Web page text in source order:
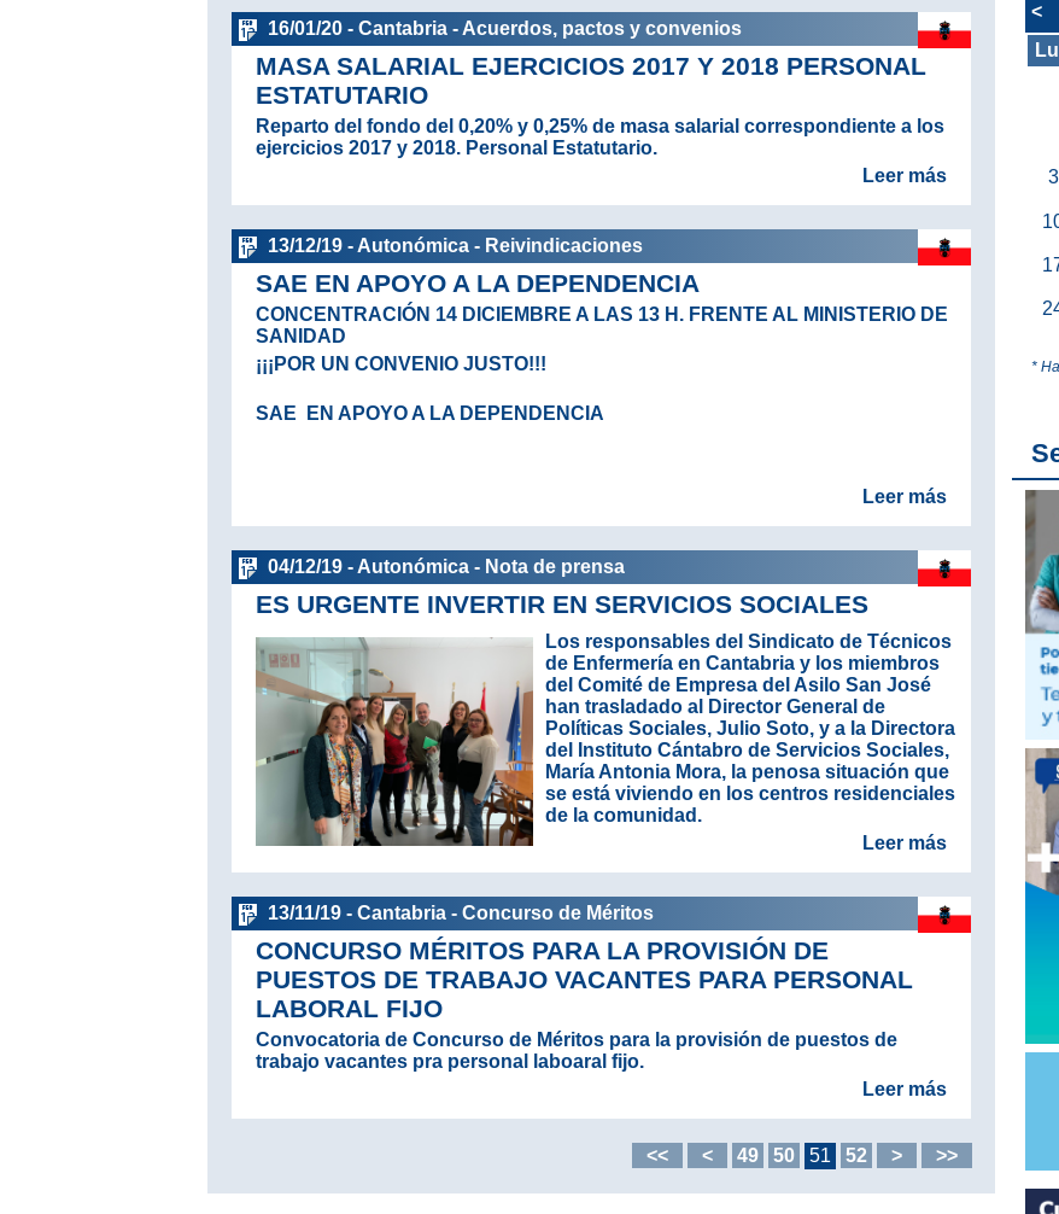
16/01/20 - Cantabria - Acuerdos, pactos y convenios
MASA SALARIAL EJERCICIOS 2017 Y 2018 PERSONAL
ESTATUTARIO
Reparto del fondo del 0,20% y 0,25% de masa salarial correspondiente a los
ejercicios 2017 y 2018. Personal Estatutario.
Leer más
13/12/19 - Autonómica - Reivindicaciones
SAE EN APOYO A LA DEPENDENCIA
CONCENTRACIÓN 14 DICIEMBRE A LAS 13 H. FRENTE AL MINISTERIO DE
SANIDAD
¡¡¡POR UN CONVENIO JUSTO!!!
SAE EN APOYO A LA DEPENDENCIA
Leer más
04/12/19 - Autonómica - Nota de prensa
ES URGENTE INVERTIR EN SERVICIOS SOCIALES
Los responsables del Sindicato de Técnicos
de Enfermería en Cantabria y los miembros
del Comité de Empresa del Asilo San José
han trasladado al Director General de
Políticas Sociales, Julio Soto, y a la Directora
del Instituto Cántabro de Servicios Sociales,
María Antonia Mora, la penosa situación que
se está viviendo en los centros residenciales
de la comunidad.
Leer más
13/11/19 - Cantabria - Concurso de Méritos
CONCURSO MÉRITOS PARA LA PROVISIÓN DE
PUESTOS DE TRABAJO VACANTES PARA PERSONAL
LABORAL FIJO
Convocatoria de Concurso de Méritos para la provisión de puestos de
trabajo vacantes pra personal laboaral fijo.
Leer más
<< < 49 50 51 52 > >>
<
3
*